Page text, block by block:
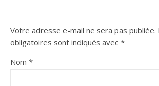
Votre adresse e-mail ne sera pas publiée.
obligatoires sont indiqués avec *
Nom *